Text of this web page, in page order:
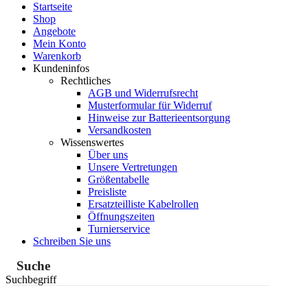
Startseite
Shop
Angebote
Mein Konto
Warenkorb
Kundeninfos
Rechtliches
AGB und Widerrufsrecht
Musterformular für Widerruf
Hinweise zur Batterieentsorgung
Versandkosten
Wissenswertes
Über uns
Unsere Vertretungen
Größentabelle
Preisliste
Ersatzteilliste Kabelrollen
Öffnungszeiten
Turnierservice
Schreiben Sie uns
Suche
Suchbegriff